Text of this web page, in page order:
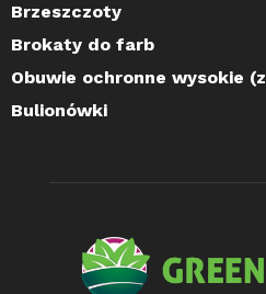
Brzeszczoty
Brokaty do farb
Obuwie ochronne wysokie
Bulionówki